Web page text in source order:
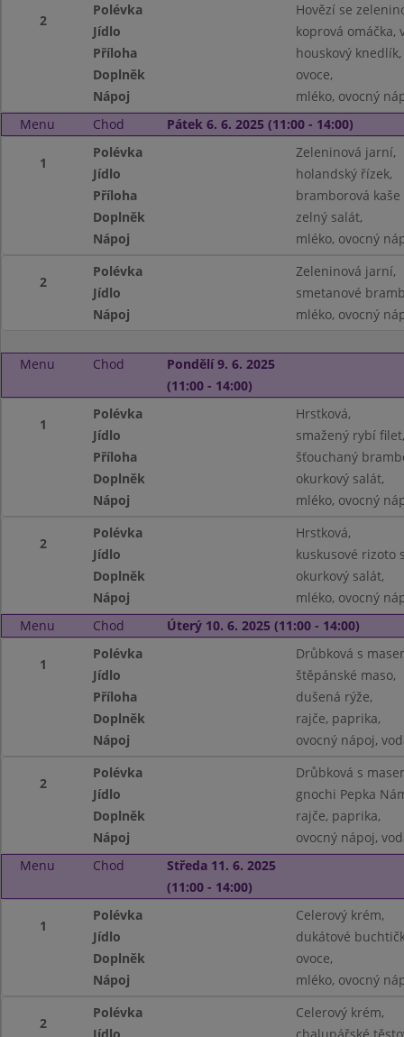
2
Polévka
Hovězí se
Jídlo
koprová omáčka,
Příloha
houskový knedlík,
Doplněk
ovoce,
Nápoj
mléko, ovocný
Menu
Chod Pátek 6. 6. 2025 (11:00 - 14:00)
1
Polévka
Zeleninová jarní,
Jídlo
holandský řízek,
Příloha
bramborová
Doplněk
zelný salát,
Nápoj
mléko, ovocný
2
Polévka
Zeleninová jarní,
Jídlo
smetanové
Nápoj
mléko, ovocný
Menu Chod
Pondělí 9. 6. 2025
(11:00 - 14:00)
1
Polévka
Hrstková,
Jídlo
smažený rybí filet,
Příloha
šťouchaný
Doplněk
okurkový salát,
Nápoj
mléko, ovocný
2
Polévka
Hrstková,
Jídlo
kuskusové rizoto
Doplněk
okurkový salát,
Nápoj
mléko, ovocný
Menu
Chod Úterý 10. 6. 2025 (11:00 - 14:00)
1
Polévka
Drůbková s
Jídlo
štěpánské maso,
Příloha
dušená rýže,
Doplněk
rajče, paprika,
Nápoj
ovocný nápoj,
2
Polévka
Drůbková s
Jídlo
gnochi Pepka
Doplněk
rajče, paprika,
Nápoj
ovocný nápoj,
Menu
Chod
Středa 11. 6. 2025
(11:00 - 14:00)
1
Polévka
Celerový krém,
Jídlo
dukátové
Doplněk
ovoce,
Nápoj
mléko, ovocný
2
Polévka
Celerový krém,